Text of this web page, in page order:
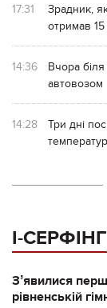
17:31
Зрадник,
отримав 15
14:36
Вчора
автовозом
14:28
Три дні
І-СЕРФІНГ
Зʼявилися
рівненській